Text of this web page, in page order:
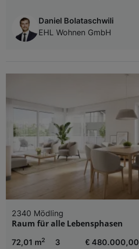
Daniel Bolataschwili
EHL Wohnen GmbH
2340 Mödling
Raum für alle Lebensphasen
72,01 m2
3 € 480.000,00